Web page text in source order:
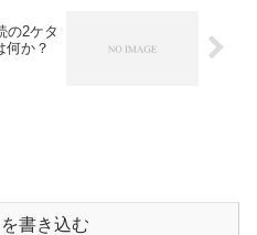
の2ケタ
か？
書き込む